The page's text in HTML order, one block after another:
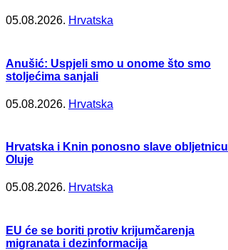
05.08.2026. Hrvatska
Anušić: Uspjeli smo u onome što smo
stoljećima sanjali
05.08.2026. Hrvatska
Hrvatska i Knin ponosno slave obljetnicu
Oluje
05.08.2026. Hrvatska
EU će se boriti protiv krijumčarenja
migranata i dezinformacija